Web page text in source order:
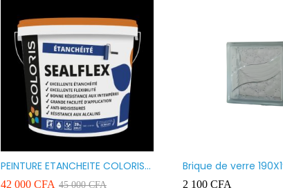
PEINTURE ETANCHEITE COLORIS
SEAFLEX 20KG COULEUR ROUGE
42 000 CFA 45 000CFA
Brique de verre
motif vague x bulles
2 100 CFA